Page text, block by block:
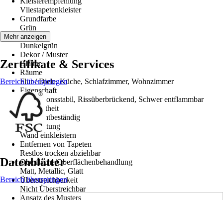
Vliestapetenkleister
Grundfarbe
Grün
Farbton
Dunkelgrün
Dekor / Muster
Blätter
Räume
Flur / Diele, Küche, Schlafzimmer, Wohnzimmer
Eigenschaft
Dimensionsstabil, Rissüberbrückend, Schwer entflammbar
Farbechtheit
Gut Lichtbeständig
Verarbeitung
Wand einkleistern
Entfernen von Tapeten
Restlos trocken abziehbar
Oberfläche/Oberflächenbehandlung
Matt, Metallic, Glatt
Überstreichbarkeit
Nicht Überstreichbar
Ansatz des Musters
Mehr anzeigen
Zertifikate & Services
Bereich überspringen
Datenblätter
Bereich überspringen